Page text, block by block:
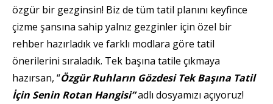
özgür bir gezginsin! Biz de tüm tatil planını keyfince
çizme şansına sahip yalnız gezginler için özel bir
rehber hazırladık ve farklı modlara göre tatil
önerilerini sıraladık. Tek başına tatile çıkmaya
hazırsan, “Özgür Ruhların Gözdesi Tek Başına Tatil
İçin Senin Rotan Hangisi”adlı dosyamızı açıyoruz!